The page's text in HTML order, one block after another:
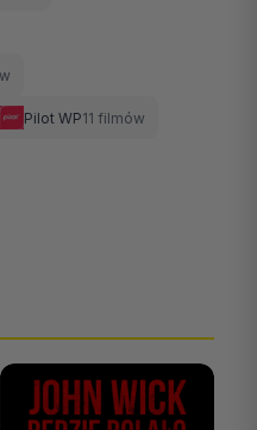
Pilot WP11 filmów